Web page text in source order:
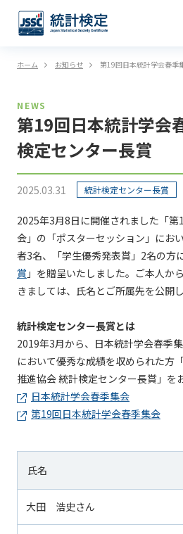
ホーム お知らせ 第19回日本統計学会春季
NEWS
第19回日本統計学会
検定センター長賞
2025.03.31 統計検定センター長賞
2025年3月8日に開催されました「
会」の「ポスターセッション」にお
者3名、「学生優秀発表賞」2名の方
賞 」を贈呈いたしました。ご本人か
きましては、氏名とご所属先を公開し
統計検定センター長賞とは
2019年3月から、日本統計学会春季
において優秀な成績を収められた方
推進協会 統計検定センター長賞」を
日本統計学会春季集会
第19回日本統計学会春季集会
氏名
大田 浩史さん